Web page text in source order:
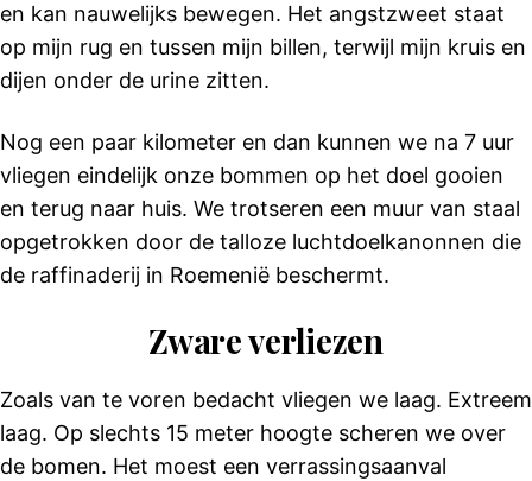
en kan nauwelijks bewegen. Het angstzweet staat
op mijn rug en tussen mijn billen, terwijl mijn kruis en
dijen onder de urine zitten.
Nog een paar kilometer en dan kunnen we na 7 uur
vliegen eindelijk onze bommen op het doel gooien
en terug naar huis. We trotseren een muur van staal
opgetrokken door de talloze luchtdoelkanonnen die
de raffinaderij in Roemenië beschermt.
Zware verliezen
Zoals van te voren bedacht vliegen we laag. Extreem
laag. Op slechts 15 meter hoogte scheren we over
de bomen. Het moest een verrassingsaanval